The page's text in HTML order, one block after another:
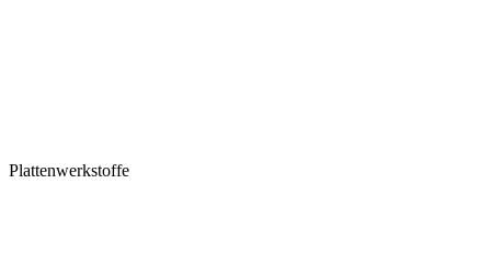
Plattenwerkstoffe